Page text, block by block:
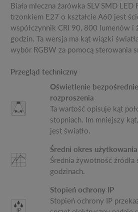
Biała mleczna żarówka SLV SMD
trzonkiem E27 o kształcie A60 jest
współczynnik CRI 90, 800 lumenów
godzin. Ta wersja ma kąt wiązki
wybór RGBW za pomocą sterowania
Przegląd techniczny
Oświetlenie
rozproszenia
Ta wartość opisuje kąt
stopniach. Im mniejszy
jest światło.
Średni okres
Średnia żywotność
godzinach.
Stopień ochrony IP
Stopień ochrony IP